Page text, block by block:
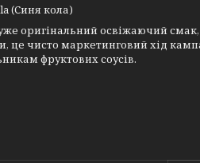
(Синя кола)
оригінальний освіжаючий
це чисто маркетинговий хід
фруктових соусів.